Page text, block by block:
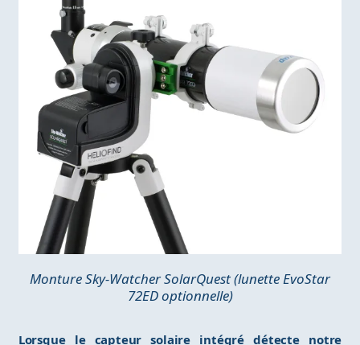
Monture Sky-Watcher SolarQuest (lunette EvoStar
72ED optionnelle)
Lorsque le capteur solaire intégré détecte notre